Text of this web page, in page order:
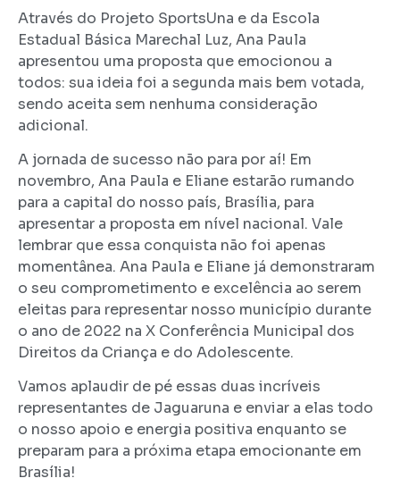
Através do Projeto SportsUna e da Escola
Estadual Básica Marechal Luz, Ana Paula
apresentou uma proposta que emocionou a
todos: sua ideia foi a segunda mais bem votada,
sendo aceita sem nenhuma consideração
adicional.
A jornada de sucesso não para por aí! Em
novembro, Ana Paula e Eliane estarão rumando
para a capital do nosso país, Brasília, para
apresentar a proposta em nível nacional. Vale
lembrar que essa conquista não foi apenas
momentânea. Ana Paula e Eliane já demonstraram
o seu comprometimento e excelência ao serem
eleitas para representar nosso município durante
o ano de 2022 na X Conferência Municipal dos
Direitos da Criança e do Adolescente.
Vamos aplaudir de pé essas duas incríveis
representantes de Jaguaruna e enviar a elas todo
o nosso apoio e energia positiva enquanto se
preparam para a próxima etapa emocionante em
Brasília!